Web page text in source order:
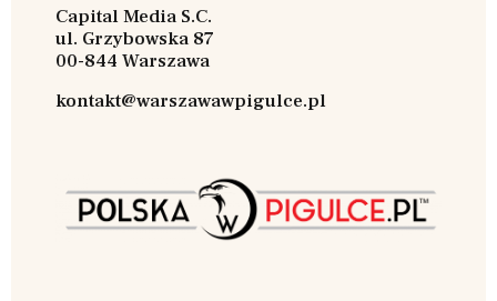
Capital Media S.C.
ul. Grzybowska 87
00-844 Warszawa
kontakt@warszawawpigulce.pl